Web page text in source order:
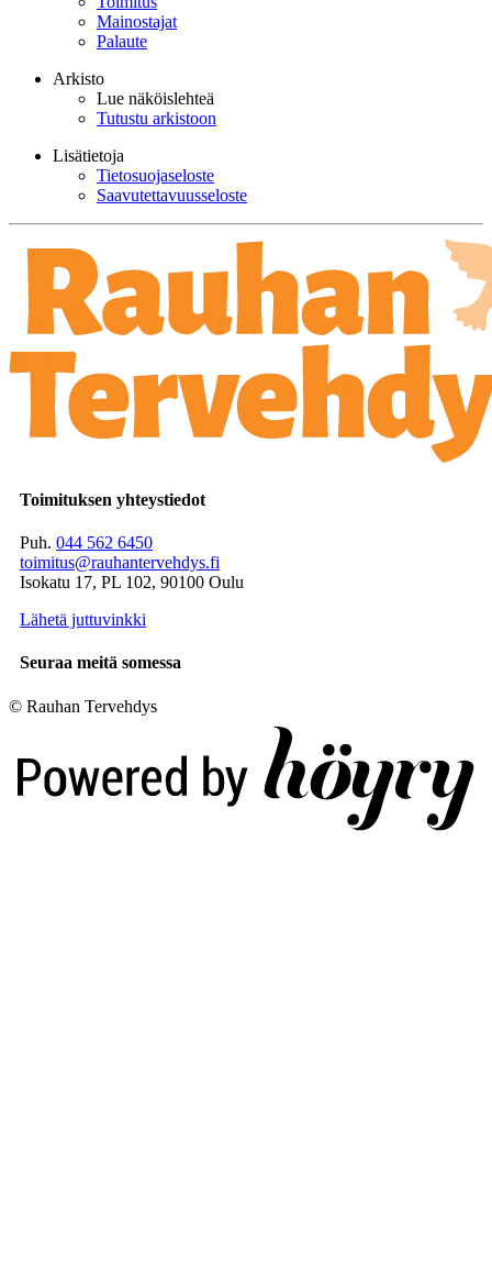
Mainostajat
Palaute
Arkisto
Lue näköislehteä
Tutustu arkistoon
Lisätietoja
Tietosuojaseloste
Saavutettavuusseloste
Toimituksen yhteystiedot
Puh. 044 562 6450
toimitus@rauhantervehdys.fi
Isokatu 17, PL 102, 90100 Oulu
Lähetä juttuvinkki
Seuraa meitä somessa
© Rauhan Tervehdys